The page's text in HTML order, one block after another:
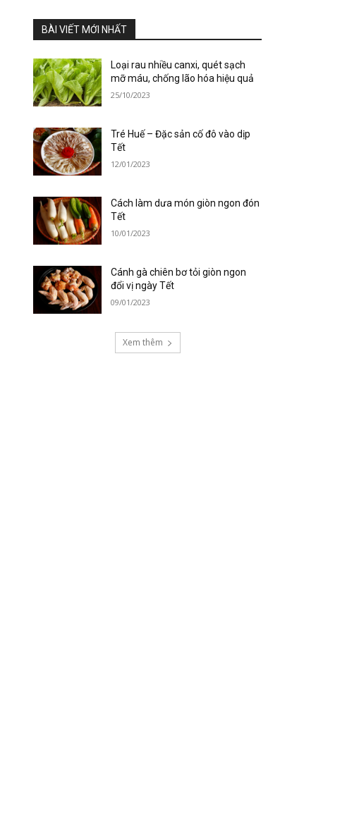
BÀI VIẾT MỚI NHẤT
Loại rau nhiều canxi, quét sạch
mỡ máu, chống lão hóa hiệu quả
25/10/2023
Tré Huế – Đặc sản cố đô vào dịp
Tết
12/01/2023
Cách làm dưa món giòn ngon đón
Tết
10/01/2023
Cánh gà chiên bơ tỏi giòn ngon
đổi vị ngày Tết
09/01/2023
Xem thêm